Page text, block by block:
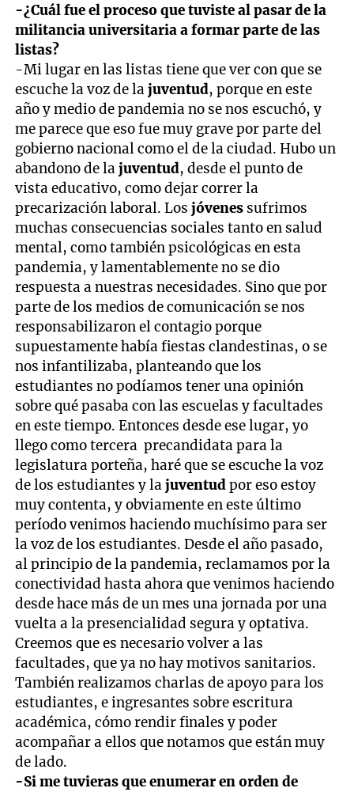
-¿Cuál fue el proceso que tuviste al pasar de la
militancia universitaria a formar parte de las
listas?
-Mi lugar en las listas tiene que ver con que se
escuche la voz de lajuventud, porque en este
año y medio de pandemia no se nos escuchó, y
me parece que eso fue muy grave por parte del
gobierno nacional como el de la ciudad. Hubo un
abandono de lajuventud, desde el punto de
vista educativo, como dejar correr la
precarización laboral. Losjóvenes sufrimos
muchas consecuencias sociales tanto en salud
mental, como también psicológicas en esta
pandemia, y lamentablemente no se dio
respuesta a nuestras necesidades. Sino que por
parte de los medios de comunicación se nos
responsabilizaron el contagio porque
supuestamente había fiestas clandestinas, o se
nos infantilizaba, planteando que los
estudiantes no podíamos tener una opinión
sobre qué pasaba con las escuelas y facultades
en este tiempo. Entonces desde ese lugar, yo
llego como tercera precandidata para la
legislatura porteña, haré que se escuche la voz
de los estudiantes y lajuventudpor eso estoy
muy contenta, y obviamente en este último
período venimos haciendo muchísimo para ser
la voz de los estudiantes. Desde el año pasado,
al principio de la pandemia, reclamamos por la
conectividad hasta ahora que venimos haciendo
desde hace más de un mes una jornada por una
vuelta a la presencialidad segura y optativa.
Creemos que es necesario volver a las
facultades, que ya no hay motivos sanitarios.
También realizamos charlas de apoyo para los
estudiantes, e ingresantes sobre escritura
académica, cómo rendir finales y poder
acompañar a ellos que notamos que están muy
de lado.
-Si me tuvieras que enumerar en orden de